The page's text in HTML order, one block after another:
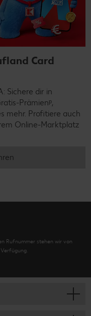
Card
Sichere dir in
Prämienᵖ,
mehr. Profitiere auch
Online-Marktplatz
Rufnummer stehen wir von